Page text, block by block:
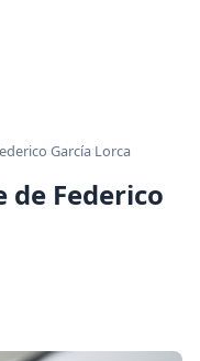
García Lorca
de Federico